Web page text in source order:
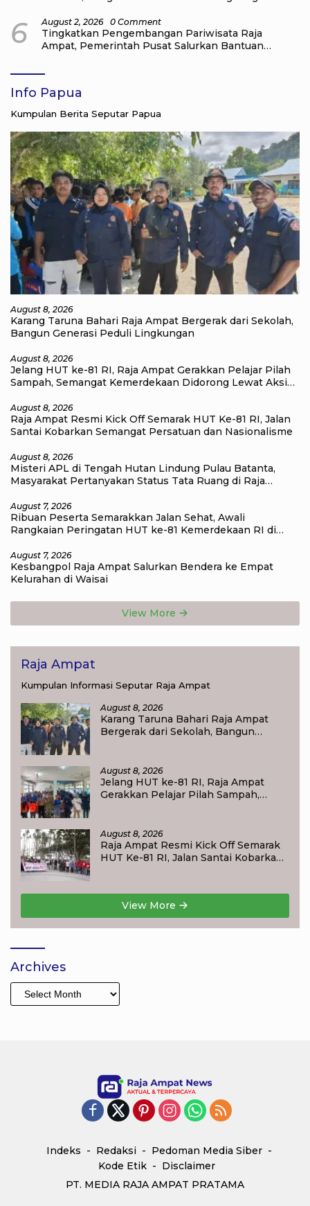
6 August 2, 2026 0 Comment
Tingkatkan Pengembangan Pariwisata Raja
Ampat, Pemerintah Pusat Salurkan Bantuan
Distrik Tiplol Mayalibit
Info Papua
Kumpulan Berita Seputar Papua
August 8, 2026
Karang Taruna Bahari Raja Ampat Bergerak dari Sekolah,
Bangun Generasi Peduli Lingkungan
August 8, 2026
Jelang HUT ke-81 RI, Raja Ampat Gerakkan Pelajar Pilah
Sampah, Semangat Kemerdekaan Didorong Lewat Aksi
August 8, 2026
Raja Ampat Resmi Kick Off Semarak HUT Ke-81 RI, Jalan
Santai Kobarkan Semangat Persatuan dan Nasionalisme
August 8, 2026
Misteri APL di Tengah Hutan Lindung Pulau Batanta,
Masyarakat Pertanyakan Status Tata Ruang di Raja
August 7, 2026
Ribuan Peserta Semarakkan Jalan Sehat, Awali
Rangkaian Peringatan HUT ke-81 Kemerdekaan RI di
August 7, 2026
Kesbangpol Raja Ampat Salurkan Bendera ke Empat
Kelurahan di Waisai
View More
Raja Ampat
Kumpulan Informasi Seputar Raja Ampat
August 8, 2026
Karang Taruna Bahari Raja Ampat
Bergerak dari Sekolah, Bangun
August 8, 2026
Jelang HUT ke-81 RI, Raja Ampat
Gerakkan Pelajar Pilah Sampah,
August 8, 2026
Raja Ampat Resmi Kick Off Semarak
HUT Ke-81 RI, Jalan Santai Kobarkan
View More
Archives
Archives
Indeks Redaksi
Pedoman Media Siber
Kode Etik
Disclaimer
PT. MEDIA RAJA AMPAT PRATAMA